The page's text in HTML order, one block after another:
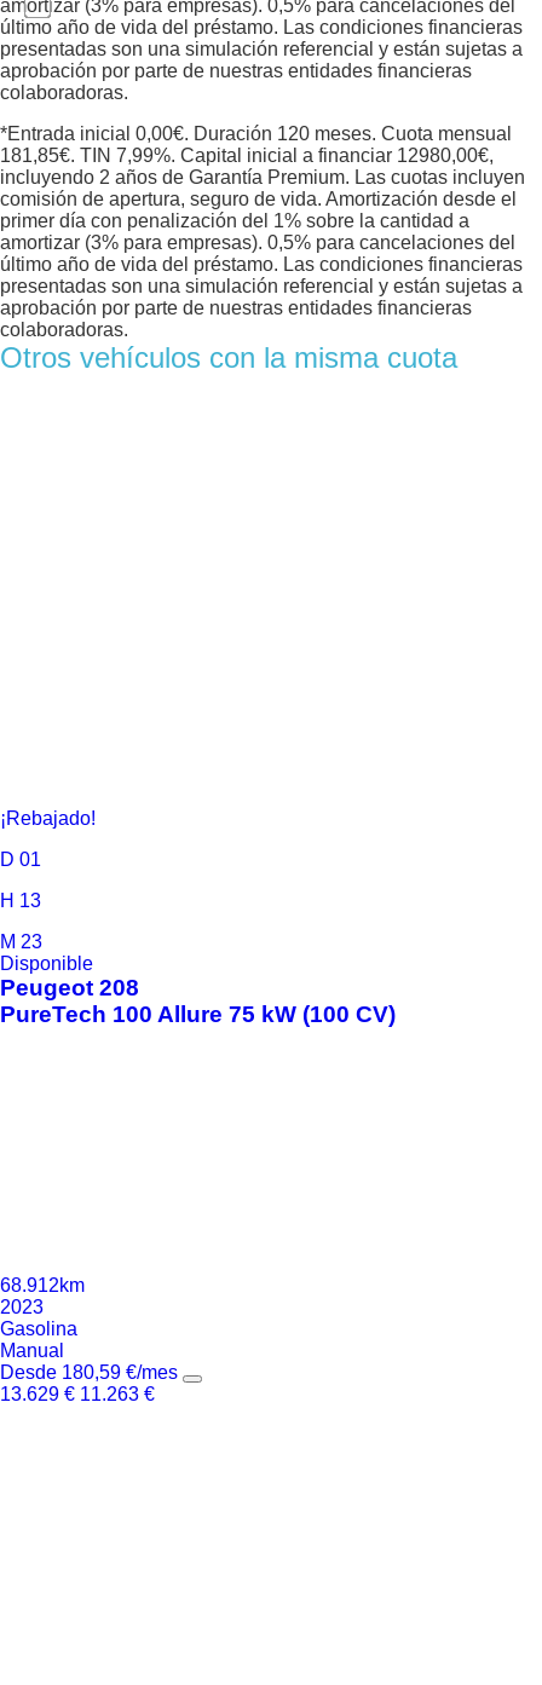
amortizar (3% para empresas). 0,5% para cancelaciones del
último año de vida del préstamo. Las condiciones financieras
presentadas son una simulación referencial y están sujetas a
aprobación por parte de nuestras entidades financieras
colaboradoras.
*Entrada inicial 0,00€. Duración 120 meses. Cuota mensual
181,85€. TIN 7,99%. Capital inicial a financiar 12980,00€,
incluyendo 2 años de Garantía Premium. Las cuotas incluyen
comisión de apertura, seguro de vida. Amortización desde el
primer día con penalización del 1% sobre la cantidad a
amortizar (3% para empresas). 0,5% para cancelaciones del
último año de vida del préstamo. Las condiciones financieras
presentadas son una simulación referencial y están sujetas a
aprobación por parte de nuestras entidades financieras
colaboradoras.
Otros vehículos con la misma cuota
¡Rebajado!
D 01
H 13
M 23
Disponible
Peugeot 208
PureTech 100 Allure 75 kW (100 CV)
68.912km
2023
Gasolina
Manual
Desde 180,59 €/mes
13.629 € 11.263 €